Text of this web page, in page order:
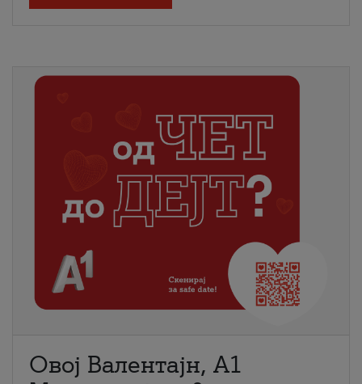
Овој Валентајн, A1